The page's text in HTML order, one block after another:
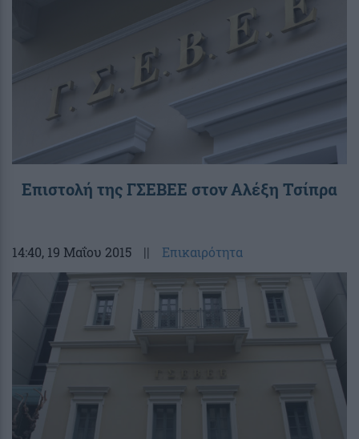
Επιστολή της ΓΣΕΒΕΕ στον Αλέξη Τσίπρα
14:40, 19 Μαΐου 2015 || Επικαιρότητα